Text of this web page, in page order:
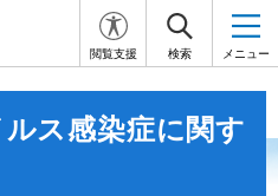
閲覧支援 検索 メニュー
ス感染症に関す